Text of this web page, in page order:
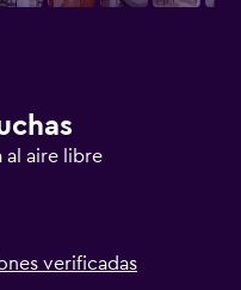
al aire libre
verificadas